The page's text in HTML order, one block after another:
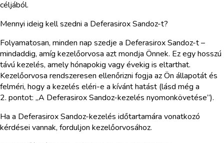
céljából.
Mennyi ideig kell szedni a Deferasirox Sandoz-t?
Folyamatosan, minden nap szedje a Deferasirox Sandoz-t –
mindaddig, amíg kezelőorvosa azt mondja Önnek. Ez egy hosszú
távú kezelés, amely hónapokig vagy évekig is eltarthat.
Kezelőorvosa rendszeresen ellenőrizni fogja az Ön állapotát és
felméri, hogy a kezelés eléri-e a kívánt hatást (lásd még a
2. pontot: „A Deferasirox Sandoz-kezelés nyomonkövetése”).
Ha a Deferasirox Sandoz-kezelés időtartamára vonatkozó
kérdései vannak, forduljon kezelőorvosához.